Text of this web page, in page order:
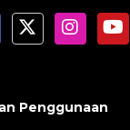
Penggunaan